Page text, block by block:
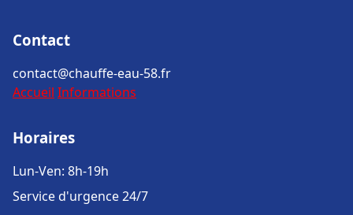
Contact
contact@chauffe-eau-58.fr
Accueil Informations
Horaires
Lun-Ven: 8h-19h
Service d'urgence 24/7